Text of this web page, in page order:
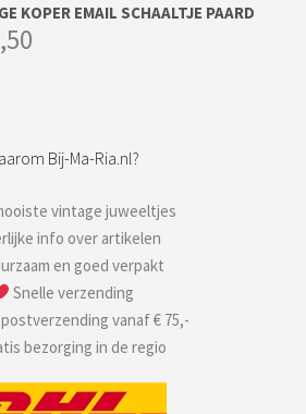
KOPER EMAIL SCHAALTJE PAARD
Bij-Ma-Ria.nl?
vintage juweeltjes
info over artikelen
en goed verpakt
Snelle verzending
vanaf € 75,-
bezorging in de regio